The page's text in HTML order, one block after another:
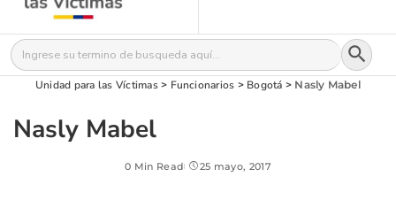
Buscar: Botón
Unidad para las Víctimas> Funcionarios > Bogotá > Nasly Mabel
Nasly Mabel
0 Min Read 25 mayo, 2017